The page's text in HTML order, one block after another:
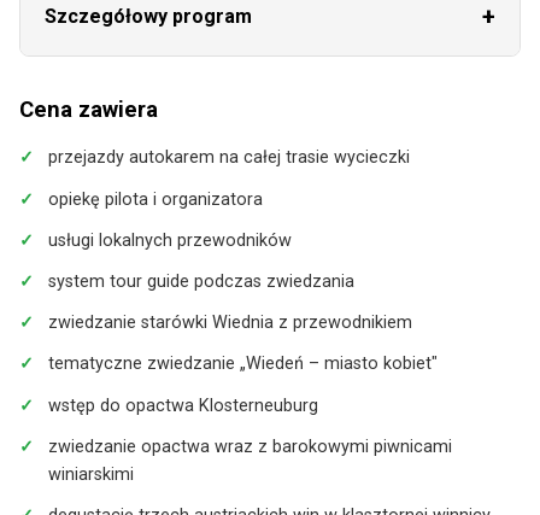
Szczegółowy program +
Zwiedzanie opactwa Klosterneuburg, obejmujące
dawne warsztaty bednarskie oraz słynną Beczkę Tysiąca
Wiader. W trakcie wizyty degustacja trzech lokalnych win
centrum Wiednia i czas wolny na obiad. Po przerwie
rozpoczęcie zwiedzania starówki Wiednia z
przewodnikiem. Spacer obejmuje okolice katedry św.
oraz wprowadzenie do dziejów Wiednia i dynastii
Habsburgów. Po zakończeniu zwiedzania przejazd do
możliwość wieczornego przejazdu do centrum miasta.
Cena zawiera
przejazdy autokarem na całej trasie wycieczki
opiekę pilota i organizatora
usługi lokalnych przewodników
system tour guide podczas zwiedzania
zwiedzanie starówki Wiednia z przewodnikiem
tematyczne zwiedzanie „Wiedeń – miasto kobiet"
wstęp do opactwa Klosterneuburg
zwiedzanie opactwa wraz z barokowymi piwnicami
winiarskimi